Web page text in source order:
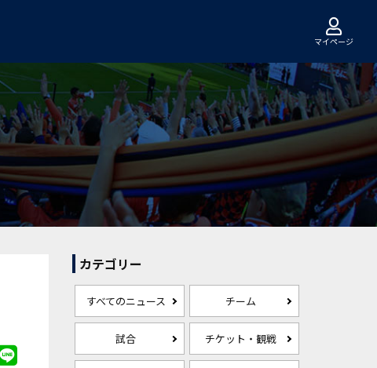
マイページ
カテゴリー
すべてのニュース チーム
試合 チケット・観戦